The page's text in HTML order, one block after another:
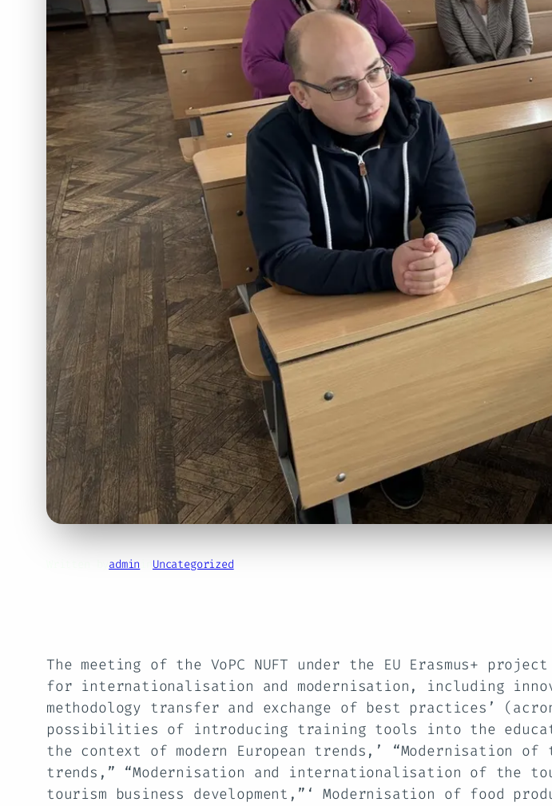
admin Uncategorized
The meeting of the VoPC NUFT under the EU Erasmus+
for internationalisation and modernisation, including
methodology transfer and exchange of best practices’
possibilities of introducing training tools into the
the context of modern European trends,’ “Modernisation
trends,” “Modernisation and internationalisation of the
tourism business development,”‘ Modernisation of food